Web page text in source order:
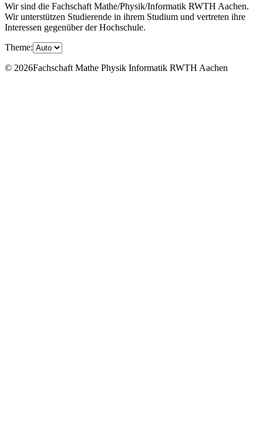
Wir sind die Fachschaft Mathe/Physik/Informatik RWTH Aachen.
Wir unterstützen Studierende in ihrem Studium und vertreten ihre
Interessen gegenüber der Hochschule.
Theme:
© 2026Fachschaft Mathe Physik Informatik RWTH Aachen